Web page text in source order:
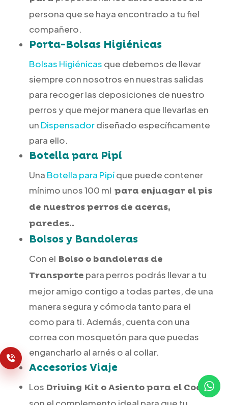
persona que se haya encontrado a tu fiel
compañero.
Porta-Bolsas Higiénicas
Bolsas Higiénicas que debemos de llevar
siempre con nosotros en nuestras salidas
para recoger las deposiciones de nuestro
perros y que mejor manera que llevarlas en
un Dispensadordiseñado específicamente
para ello.
Botella para Pipí
Una Botella para Pipíque puede contener
mínimo unos 100 ml para enjuagar el pis
de nuestros perros de aceras,
paredes..
Bolsos y Bandoleras
Con el Bolso o bandoleras de
Transporte para perros podrás llevar a tu
mejor amigo contigo a todas partes, de una
manera segura y cómoda tanto para el
como para ti. Además, cuenta con una
correa con mosquetón para que puedas
engancharlo al arnés o al collar.
Accesorios Viaje
Los Driving Kit o Asiento para el Coche